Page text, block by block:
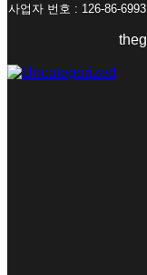
사업자 번호 : 126-86-